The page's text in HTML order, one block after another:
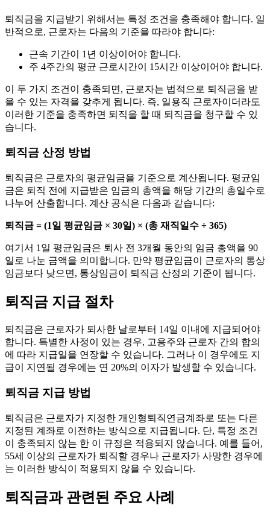
퇴직금을 지급받기 위해서는 특정 조건을 충족해야 합니다. 일
반적으로, 근로자는 다음의 기준을 따라야 합니다:
근속 기간이 1년 이상이어야 합니다.
주 4주간의 평균 근로시간이 15시간 이상이어야 합니다.
이 두 가지 조건이 충족되면, 근로자는 법적으로 퇴직금을 받
을 수 있는 자격을 갖추게 됩니다. 즉, 일용직 근로자이더라도
이러한 기준을 충족하면 퇴직을 할 때 퇴직금을 청구할 수 있
습니다.
퇴직금 산정 방법
퇴직금은 근로자의 평균임금을 기준으로 계산됩니다. 평균임
금은 퇴직 전에 지급받은 임금의 총액을 해당 기간의 총일수로
나누어 산출합니다. 계산 공식은 다음과 같습니다:
퇴직금 = (1일 평균임금 × 30일) × (총 재직일수 ÷ 365)
여기서 1일 평균임금은 퇴사 전 3개월 동안의 임금 총액을 90
일로 나눈 금액을 의미합니다. 만약 평균임금이 근로자의 통상
임금보다 낮으면, 통상임금이 퇴직금 산정의 기준이 됩니다.
퇴직금 지급 절차
퇴직금은 근로자가 퇴사한 날로부터 14일 이내에 지급되어야
합니다. 특별한 사정이 있는 경우, 고용주와 근로자 간의 합의
에 따라 지급일을 연장할 수 있습니다. 그러나 이 경우에도 지
급이 지연될 경우에는 연 20%의 이자가 발생할 수 있습니다.
퇴직금 지급 방법
퇴직금은 근로자가 지정한 개인형퇴직연금계좌로 또는 다른
지정된 계좌로 이전하는 방식으로 지급됩니다. 단, 특정 조건
이 충족되지 않는 한 이 규정은 적용되지 않습니다. 예를 들어,
55세 이상의 근로자가 퇴직할 경우나 근로자가 사망한 경우에
는 이러한 방식이 적용되지 않을 수 있습니다.
퇴직금과 관련된 주요 사례